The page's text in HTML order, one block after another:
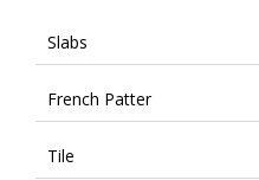
Slabs
French Patter
Tile